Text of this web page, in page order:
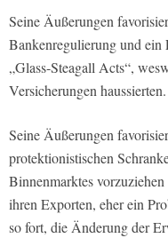
Seine Äußerungen
Bankenregulierung und ein
„Glass-Steagall Acts“,
Versicherungen haussierten.
Seine Äußerungen
protektionistischen
Binnenmarktes
ihren Exporten, eher ein
so fort, die Änderung der